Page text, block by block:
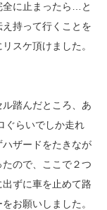
全に止まったら…と
持って行くことを
スケ頂けました。
踏んだところ、あ
ぐらいでしか走れ
ザードをたきなが
ので、ここで２つ
ずに車を止めて路
お願いしました。